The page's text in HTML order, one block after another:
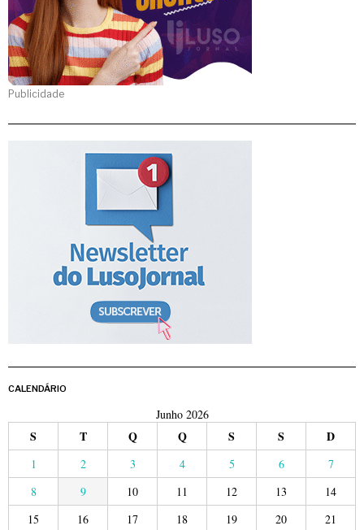
Publicidade
CALENDÁRIO
Junho 2026
S T Q Q S S D
1 2 3 4 5 6
7
8
9 10 11 12 13
14
15
16 17 18 19 20 21